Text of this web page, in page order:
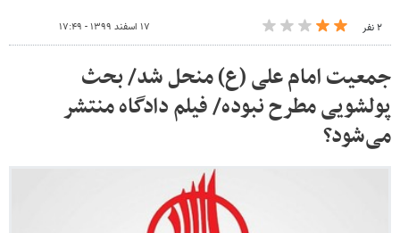
۲ نفر ۱۷ اسفند ۱۳۹۹ - ۱۷:۴۹
جمعیت امام علی (ع) منحل شد/ بحث
پولشویی مطرح نبوده/ فیلم دادگاه منتشر
می‌شود؟